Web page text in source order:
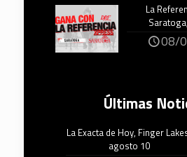
La
08/
Últimas
La Exacta de Hoy, Finger
agosto 10